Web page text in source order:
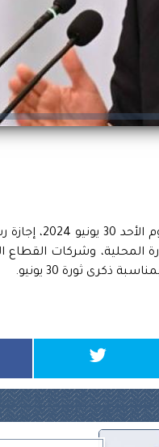
أصدر الدكتور مصطفى مدبولي، رئيس
المحلية، وشركات
ثورة 30 يونيو.